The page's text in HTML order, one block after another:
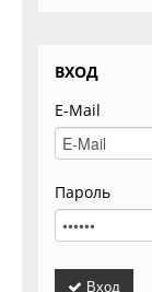
ВХОД
E-Mail
Пароль
Вход